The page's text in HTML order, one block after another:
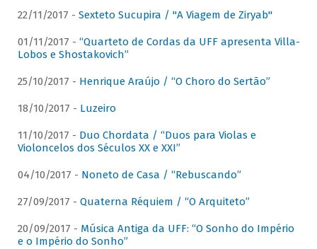
22/11/2017 - Sexteto Sucupira / "A Viagem de Ziryab"
01/11/2017 - “Quarteto de Cordas da UFF apresenta Villa-
Lobos e Shostakovich”
25/10/2017 - Henrique Araújo / “O Choro do Sertão”
18/10/2017 - Luzeiro
11/10/2017 - Duo Chordata / “Duos para Violas e
Violoncelos dos Séculos XX e XXI”
04/10/2017 - Noneto de Casa / “Rebuscando”
27/09/2017 - Quaterna Réquiem / “O Arquiteto”
20/09/2017 - Música Antiga da UFF: “O Sonho do Império
e o Império do Sonho”